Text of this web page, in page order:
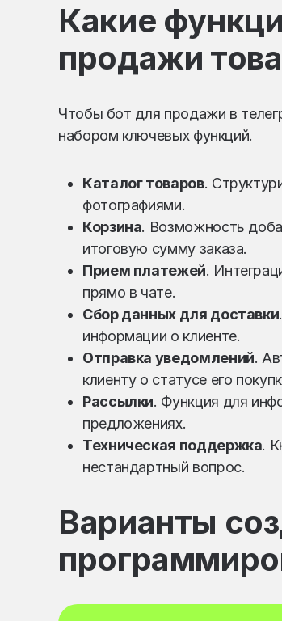
Какие
продажи
Чтобы бот для продажи в
набором ключевых функций.
Каталог товаров.
фотографиями.
Корзина. Возможность
итоговую сумму заказа.
Прием платежей.
прямо в чате.
Сбор данных для доставки
информации о клиенте.
Отправка уведомлений.
клиенту о статусе его
Рассылки. Функция для
предложениях.
Техническая поддержка.
нестандартный вопрос.
Варианты